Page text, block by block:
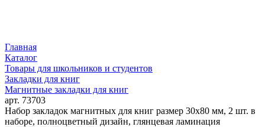
Главная
Каталог
Товары для школьников и студентов
Закладки для книг
Магнитные закладки для книг
арт. 73703
Набор закладок магнитных для книг размер 30x80 мм, 2 шт. в
наборе, полноцветный дизайн, глянцевая ламинация